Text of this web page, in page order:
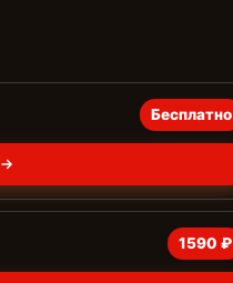
Бесплатно
1590 ₽